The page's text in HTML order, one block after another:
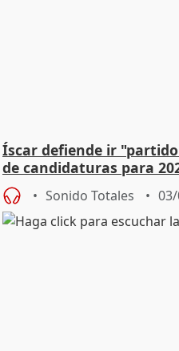
Íscar defiende ir
de candidaturas para
Sonido Totales